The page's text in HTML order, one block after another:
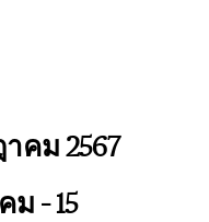
คม 2567
– 15